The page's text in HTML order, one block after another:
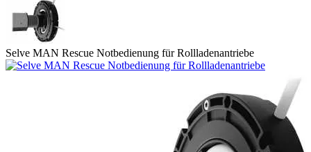
Selve MAN Rescue Notbedienung für Rollladenantriebe